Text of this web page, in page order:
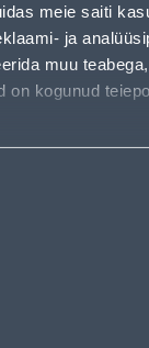
meie saiti
ja
muu
on kogunud
komplekt 18 V
tööriista
akutrell,
ja